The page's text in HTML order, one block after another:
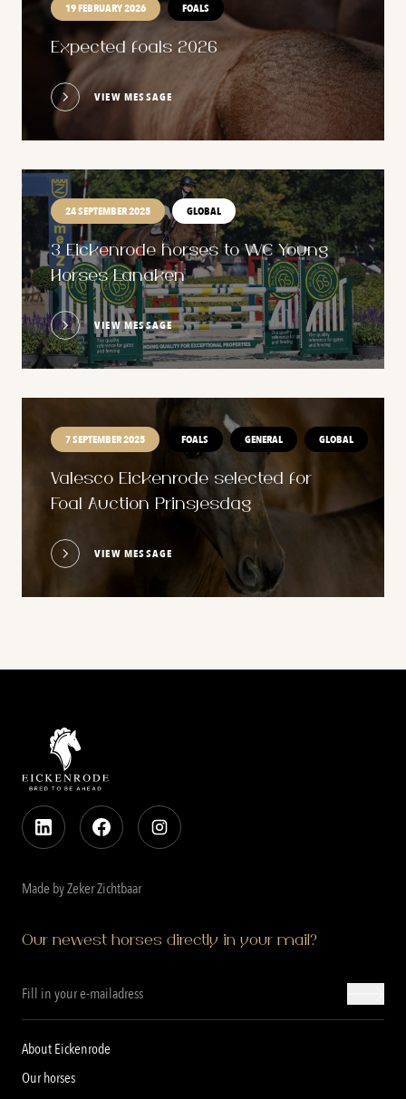
19 FEBRUARY 2026 FOALS
Expected foals 2026
VIEW MESSAGE
24 SEPTEMBER 2025 GLOBAL
3 Eickenrode horses to WC Young
Horses Lanaken
VIEW MESSAGE
7 SEPTEMBER 2025 FOALS GENERAL GLOBAL
Valesco Eickenrode selected for
Foal Auction Prinsjesdag
VIEW MESSAGE
Made by Zeker Zichtbaar
Our newest horses directly in your mail?
About Eickenrode
Our horses